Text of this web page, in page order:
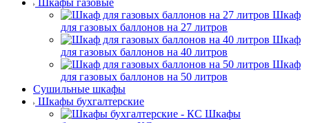
Шкаф
для газовых баллонов на 27 литров
Шкаф
для газовых баллонов на 40 литров
Шкаф
для газовых баллонов на 50 литров
Сушильные шкафы
Шкафы бухгалтерские
Шкафы